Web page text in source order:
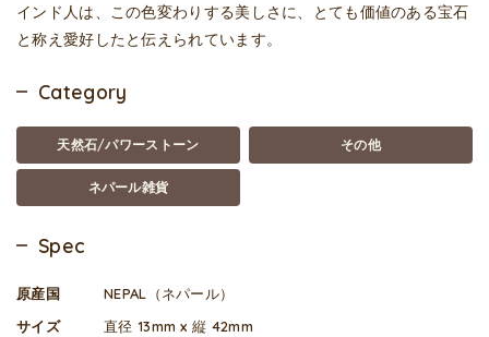
インド人は、この色変わりする美しさに、とても価値のある宝石
と称え愛好したと伝えられています。
Category
天然石/パワーストーン その他
ネパール雑貨
Spec
原産国
NEPAL（ネパール）
サイズ
直径 13mm x 縦 42mm